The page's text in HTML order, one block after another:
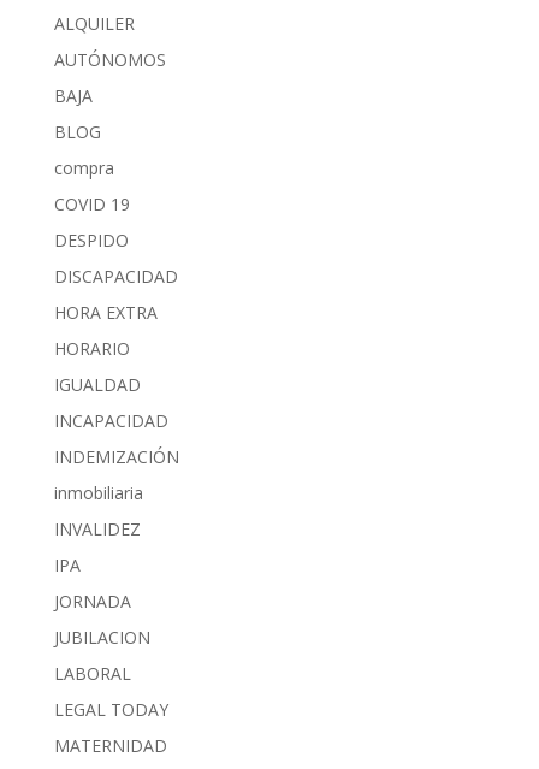
ALQUILER
AUTÓNOMOS
BAJA
BLOG
compra
COVID 19
DESPIDO
DISCAPACIDAD
HORA EXTRA
HORARIO
IGUALDAD
INCAPACIDAD
INDEMIZACIÓN
inmobiliaria
INVALIDEZ
IPA
JORNADA
JUBILACION
LABORAL
LEGAL TODAY
MATERNIDAD